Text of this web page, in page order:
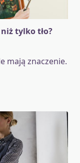
tylko tło?
mają znaczenie.